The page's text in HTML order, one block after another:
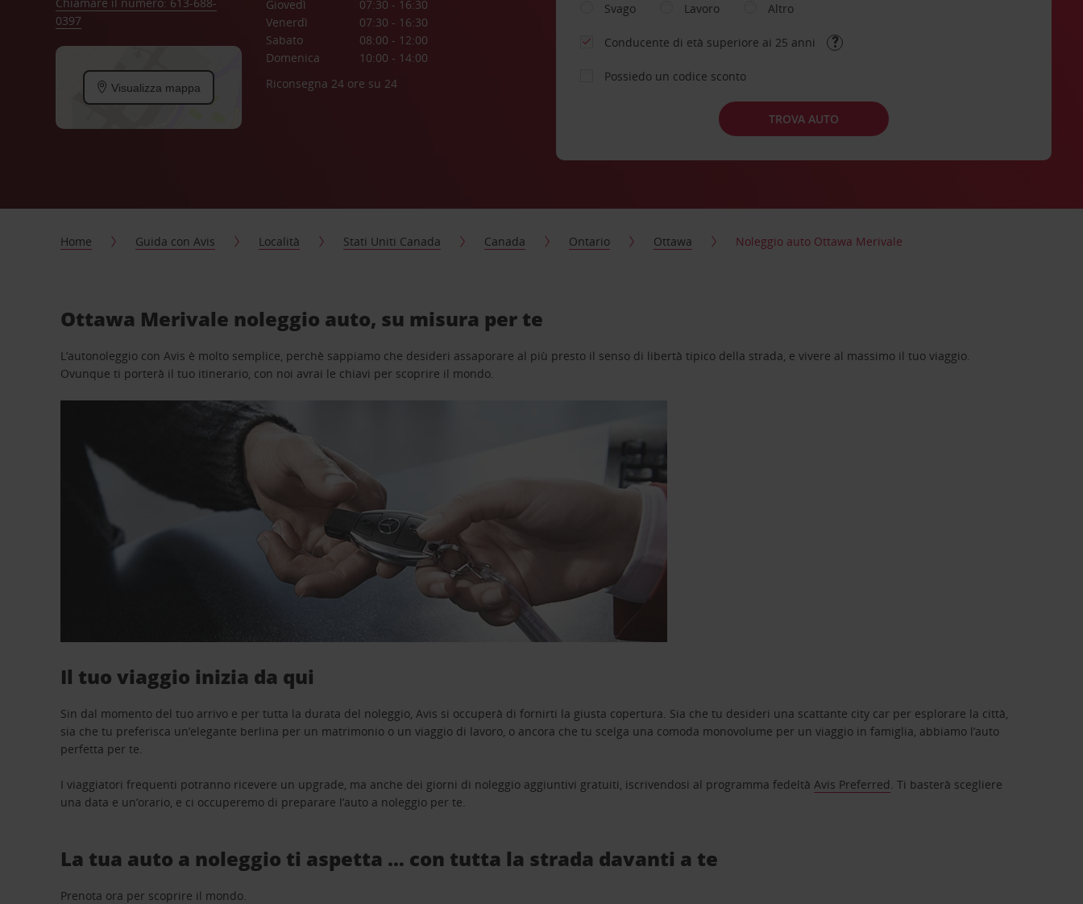
0397
Visualizza mappa
Giovedì
07:30 - 16:30
Venerdì
07:30 - 16:30
Sabato
08:00 - 12:00
Domenica
10:00 - 14:00
Riconsegna 24 ore su 24
Svago
Lavoro Altro
Conducente di età superiore ai 25 anni
Possiedo un codice sconto
TROVA AUTO
Home Guida con Avis Località Stati Uniti Canada Canada Ontario Ottawa Noleggio auto Ottawa Merivale
Ottawa Merivale noleggio auto, su misura per te
L’autonoleggio con Avis è molto semplice, perchè sappiamo che desideri assaporare al più presto il senso di libertà tipico della strada, e vivere al massimo il tuo viaggio.
Ovunque ti porterà il tuo itinerario, con noi avrai le chiavi per scoprire il mondo.
Il tuo viaggio inizia da qui
Sin dal momento del tuo arrivo e per tutta la durata del noleggio, Avis si occuperà di fornirti la giusta copertura. Sia che tu desideri una scattante city car per esplorare la città,
sia che tu preferisca un’elegante berlina per un matrimonio o un viaggio di lavoro, o ancora che tu scelga una comoda monovolume per un viaggio in famiglia, abbiamo l’auto
perfetta per te.
I viaggiatori frequenti potranno ricevere un upgrade, ma anche dei giorni di noleggio aggiuntivi gratuiti, iscrivendosi al programma fedeltàAvis Preferred. Ti basterà scegliere
una data e un’orario, e ci occuperemo di preparare l’auto a noleggio per te.
La tua auto a noleggio ti aspetta … con tutta la strada davanti a te
Prenota ora per scoprire il mondo.